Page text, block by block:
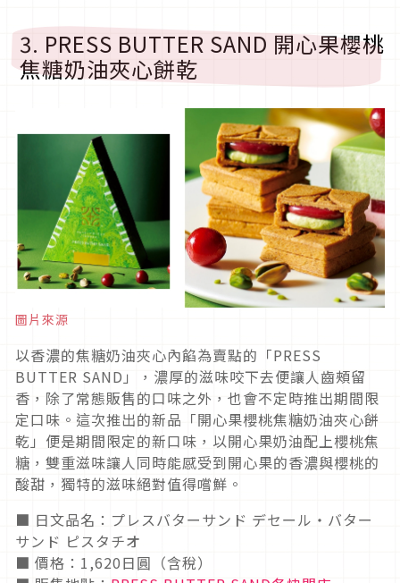
3. PRESS BUTTER SAND 開心果櫻桃
焦糖奶油夾心餅乾
圖片來源
以香濃的焦糖奶油夾心內餡為賣點的「PRESS
BUTTER SAND」，濃厚的滋味咬下去便讓人齒頰留
香，除了常態販售的口味之外，也會不定時推出期間限
定口味。這次推出的新品「開心果櫻桃焦糖奶油夾心餅
乾」便是期間限定的新口味，以開心果奶油配上櫻桃焦
糖，雙重滋味讓人同時能感受到開心果的香濃與櫻桃的
酸甜，獨特的滋味絕對值得嚐鮮。
■ 日文品名：プレスバターサンド デセール・バター
サンド ピスタチオ
■ 價格：1,620日圓（含稅）